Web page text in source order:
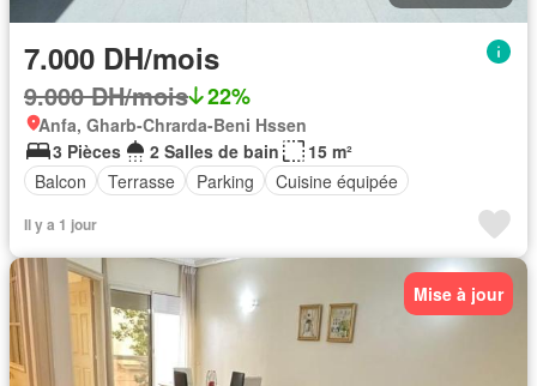
7.000 DH/mois
9.000 DH/mois 22%
Anfa, Gharb-Chrarda-Beni Hssen
3 Pièces
2 Salles de bain
15 m²
Balcon
Terrasse Parking Cuisine équipée
Il y a 1 jour
Mise à jour